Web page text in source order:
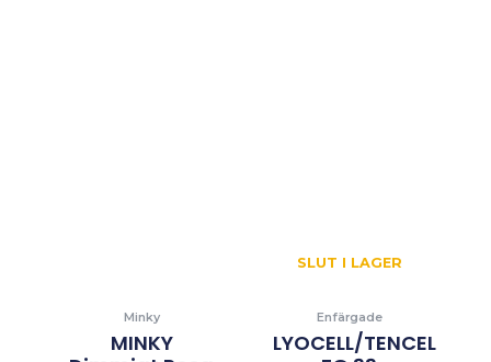
Minky
MINKY
SLUT I LAGER
Enfärgade
LYOCELL/TENCEL